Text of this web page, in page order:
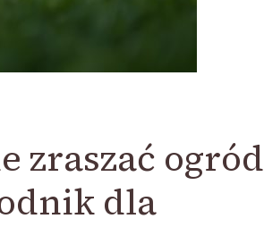
zraszać ogród
dla